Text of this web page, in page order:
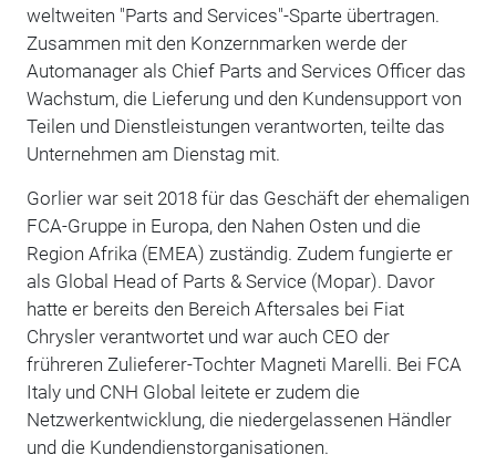
weltweiten "Parts and Services"-Sparte übertragen.
Zusammen mit den Konzernmarken werde der
Automanager als Chief Parts and Services Officer das
Wachstum, die Lieferung und den Kundensupport von
Teilen und Dienstleistungen verantworten, teilte das
Unternehmen am Dienstag mit.
Gorlier war seit 2018 für das Geschäft der ehemaligen
FCA-Gruppe in Europa, den Nahen Osten und die
Region Afrika (EMEA) zuständig. Zudem fungierte er
als Global Head of Parts & Service (Mopar). Davor
hatte er bereits den Bereich Aftersales bei Fiat
Chrysler verantwortet und war auch CEO der
frühreren Zulieferer-Tochter Magneti Marelli. Bei FCA
Italy und CNH Global leitete er zudem die
Netzwerkentwicklung, die niedergelassenen Händler
und die Kundendienstorganisationen.